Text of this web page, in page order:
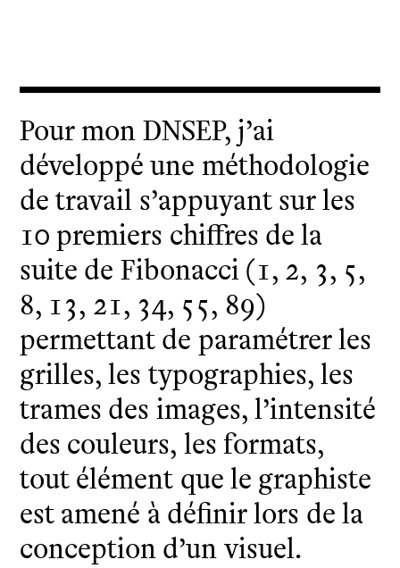
Pour mon DNSEP, j’ai
développé une méthodologie
de travail s’appuyant sur les
10 premiers chiffres de la
suite de Fibonacci (1, 2, 3, 5,
8, 13, 21, 34, 55, 89)
permettant de paramétrer les
grilles, les typographies, les
trames des images, l’intensité
des couleurs, les formats,
tout élément que le graphiste
est amené à définir lors de la
conception d’un visuel.